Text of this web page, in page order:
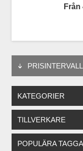
PRISINTERVALL
KATEGORIER
TILLVERKARE
POPULÄRA